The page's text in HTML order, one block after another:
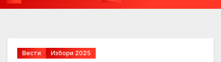
Вести Избори 2025